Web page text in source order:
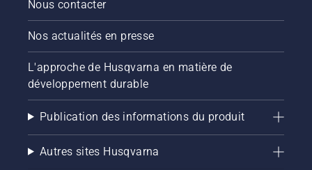
Nous contacter
Nos actualités en presse
L'approche de Husqvarna en matière de
développement durable
Publication des informations du produit
Autres sites Husqvarna